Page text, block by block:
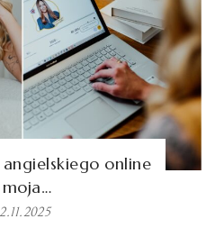
angielskiego online